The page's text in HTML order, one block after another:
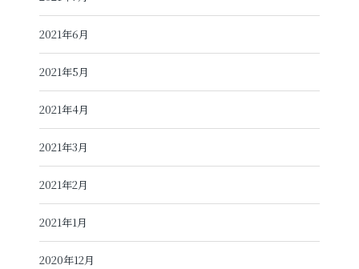
2021年6月
2021年5月
2021年4月
2021年3月
2021年2月
2021年1月
2020年12月